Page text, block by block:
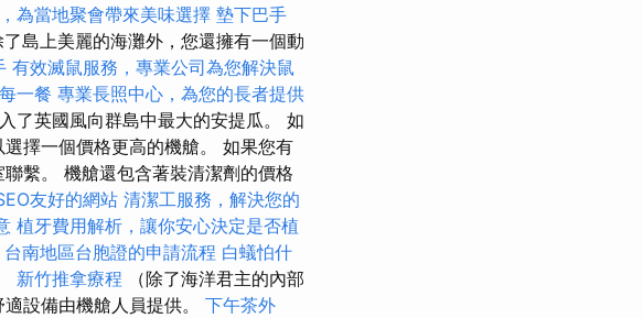
為當地聚會帶來美味選擇 墊下巴手
了島上美麗的海灘外，您還擁有一個動
有效滅鼠服務，專業公司為您解決鼠
一餐 專業長照中心，為您的長者提供
了英國風向群島中最大的安提瓜。 如
擇一個價格更高的機艙。 如果您有
繫。 機艙還包含著裝清潔劑的價格
友好的網站 清潔工服務，解決您的
植牙費用解析，讓你安心決定是否植
台南地區台胞證的申請流程 白蟻怕什
新竹推拿療程 （除了海洋君主的內部
設備由機艙人員提供。 下午茶外